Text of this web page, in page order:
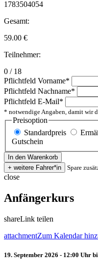
1783504054
Gesamt:
59.00 €
Teilnehmer:
0 / 18
Pflichtfeld Vorname*
Pflichtfeld Nachname*
Pflichtfeld E-Mail*
* notwendige Angaben, damit wir
Preisoption
Standardpreis
Gutschein
Spare
close
Anfängerkurs
shareLink teilen
attachmentZum Kalendar
19. September 2026 - 12:00 Uhr